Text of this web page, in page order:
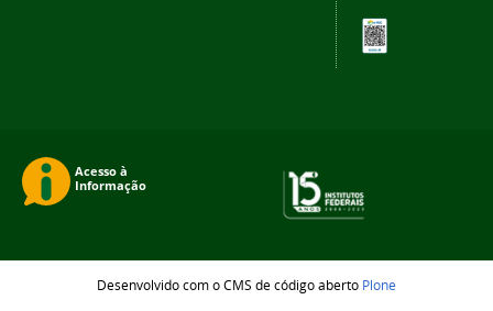
Desenvolvido com o CMS de código aberto Plone